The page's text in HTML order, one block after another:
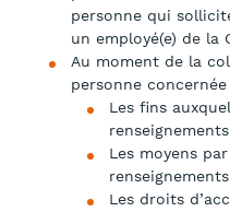
personne qui
un employé(e) de la
Au moment de la
personne
Les fins
Les moyens
Les droits